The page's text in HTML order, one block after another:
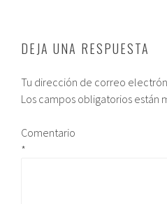
DEJA UNA RESPUESTA
Tu dirección de correo
Los campos obligatorios están
Comentario
*